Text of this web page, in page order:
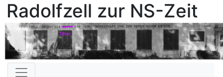
Radolfzell zur NS-Zeit